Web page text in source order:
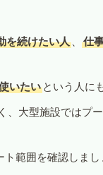
を続けたい人 、 仕
いたい という人に
大型施設ではプ
範囲を確認しまし